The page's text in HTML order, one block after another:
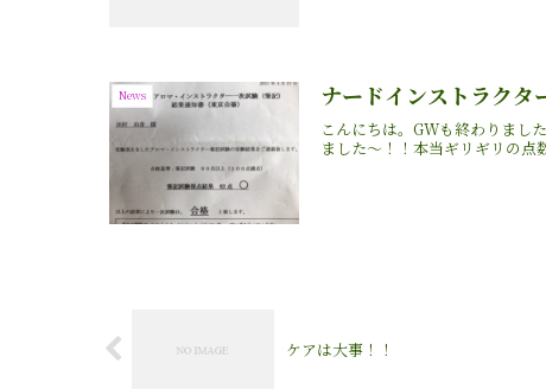
News ナードインストラクタ
こんにちは。GWも終わりまし
ました〜！！本当ギリギリの
ケアは大事！！